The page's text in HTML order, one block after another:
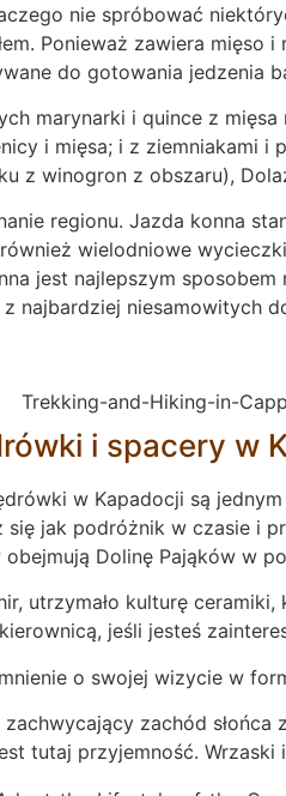
nie spróbować
Ponieważ zawiera
do gotowania jedzenia
marynarki i quince z
i mięsa; i z ziemniakami
z winogron z obszaru),
regionu. Jazda konna
wielodniowe
jest najlepszym
najbardziej niesamowitych
i spacery w
w Kapadocji są
jak podróżnik w czasie i
Dolinę Pająków w
utrzymało kulturę
kierownicą, jeśli jesteś
o swojej wizycie w
zachód
tutaj przyjemność.